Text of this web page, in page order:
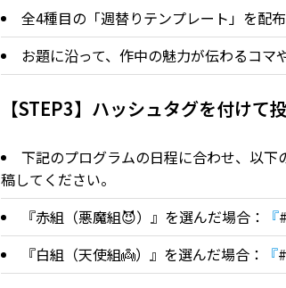
全4種目の「週替りテンプレート」を配布
お題に沿って、作中の魅力が伝わるコマ
【STEP3】ハッシュタグを付けて
下記のプログラムの日程に合わせ、以
稿してください。
『赤組（悪魔組😈）』を選んだ場合：
『
『白組（天使組👼）』を選んだ場合：
『